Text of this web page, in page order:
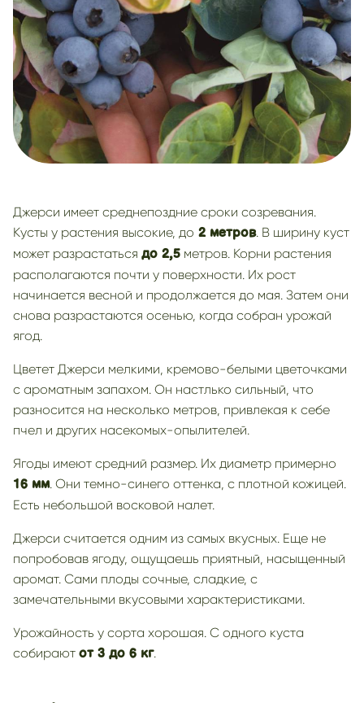
Джерси имеет среднепоздние сроки созревания.
Кусты у растения высокие, до 2 метров. В ширину куст
может разрастаться до 2,5 метров. Корни растения
располагаются почти у поверхности. Их рост
начинается весной и продолжается до мая. Затем они
снова разрастаются осенью, когда собран урожай
ягод.
Цветет Джерси мелкими, кремово-белыми цветочками
с ароматным запахом. Он настлько сильный, что
разносится на несколько метров, привлекая к себе
пчел и других насекомых-опылителей.
Ягоды имеют средний размер. Их диаметр примерно
16 мм. Они темно-синего оттенка, с плотной кожицей.
Есть небольшой восковой налет.
Джерси считается одним из самых вкусных. Еще не
попробовав ягоду, ощущаешь приятный, насыщенный
аромат. Сами плоды сочные, сладкие, с
замечательными вкусовыми характеристиками.
Урожайность у сорта хорошая. С одного куста
собирают от 3 до 6 кг.